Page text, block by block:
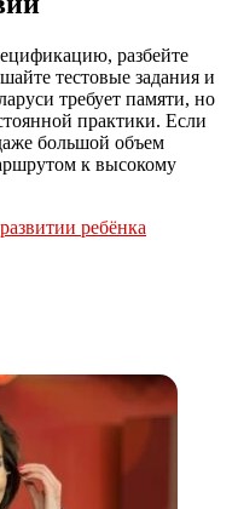
разбейте
тестовые задания и
требует памяти, но
практики. Если
большой объем
к высокому
ребёнка